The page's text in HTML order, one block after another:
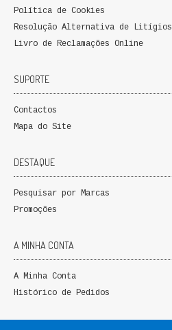
Política de Cookies
Resolução Alternativa de Litígios
Livro de Reclamações Online
SUPORTE
Contactos
Mapa do Site
DESTAQUE
Pesquisar por Marcas
Promoções
A MINHA CONTA
A Minha Conta
Histórico de Pedidos